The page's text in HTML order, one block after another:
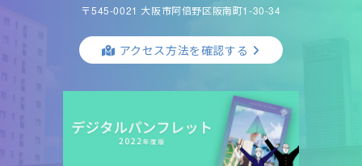
〒545-0021 大阪市阿倍野区阪南町1-30-34
アクセス方法を確認する